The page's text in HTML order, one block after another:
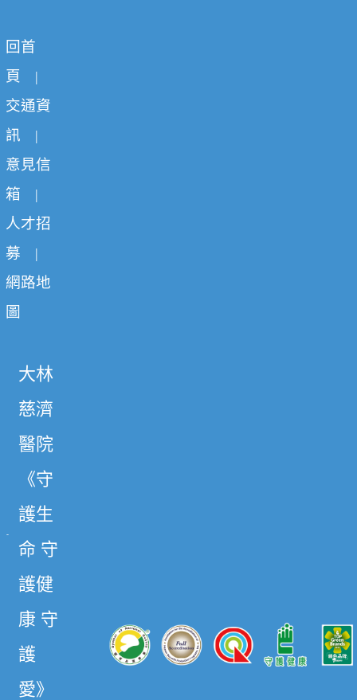
回首
頁 |
交通資
訊 |
意見信
箱 |
人才招
募 |
網路地
圖
大林
慈濟
醫院
《守
護生
命 守
護健
康 守
護
愛》